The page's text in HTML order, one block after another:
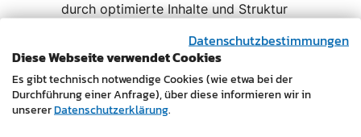
durch optimierte Inhalte und Struktur
Integration von Call-to-Action-Elementen:
Strategisch platzierte Kontaktmöglichkeiten
und Formulare
Förderung der Leadgenerierung durch
Datenschutzbestimmungen
Diese Webseite verwendet Cookies
Es gibt technisch notwendige Cookies (wie etwa bei der
Durchführung einer Anfrage), über diese informieren wir in
unsererDatenschutzerklärung.